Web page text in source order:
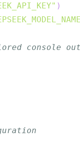
)
console